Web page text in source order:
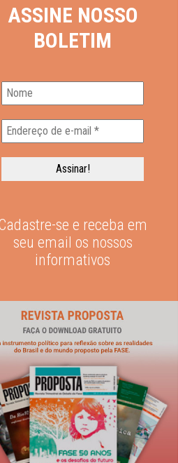
ASSINE NOSSO
BOLETIM
se e receba em
seu email os nossos
informativos